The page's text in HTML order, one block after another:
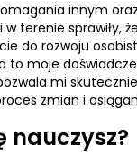
innym
terenie sprawiły,
do rozwoju
to moje
mi
zmian i
nauczysz?